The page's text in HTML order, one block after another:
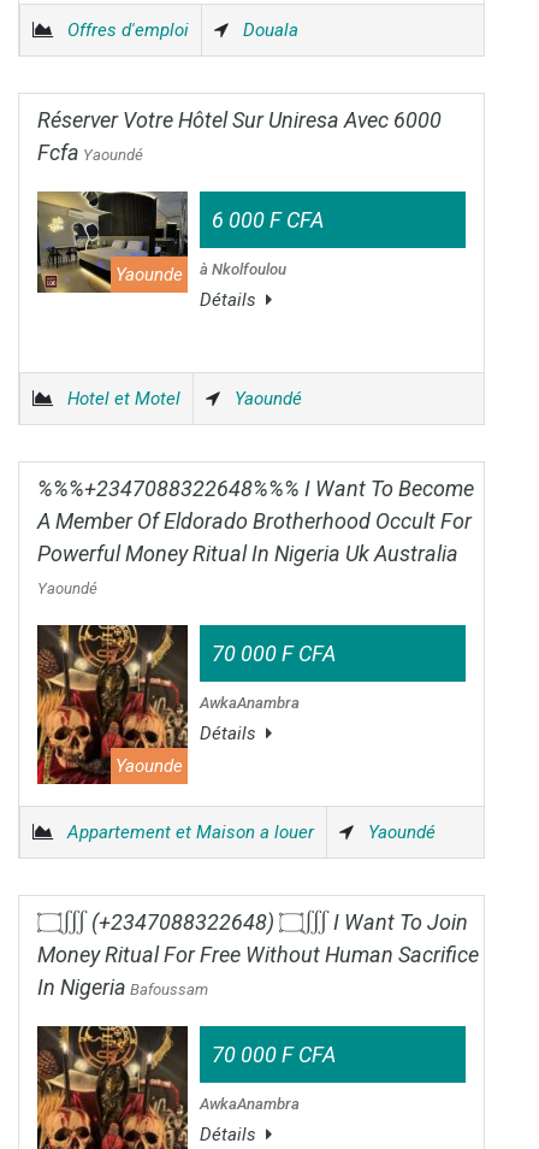
Offres d'emploi Douala
Réserver Votre Hôtel Sur Uniresa Avec 6000
Fcfa Yaoundé
Yaounde
6 000 F CFA
à Nkolfoulou
Détails
Hotel et Motel Yaoundé
%%%+2347088322648%%% I Want To Become
A Member Of Eldorado Brotherhood Occult For
Powerful Money Ritual In Nigeria Uk Australia
Yaoundé
Yaounde
70 000 F CFA
AwkaAnambra
Détails
Appartement et Maison a louer Yaoundé
۝∭ (+2347088322648) ۝∭ I Want To Join
Money Ritual For Free Without Human Sacrifice
In Nigeria Bafoussam
70 000 F CFA
AwkaAnambra
Détails